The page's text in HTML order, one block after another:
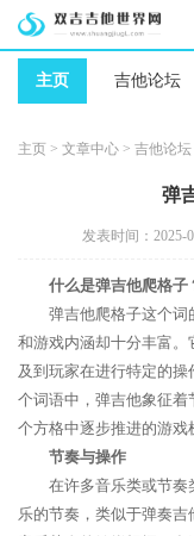
主页 吉他论坛
主页 > 文章中心 > 吉他论坛
弹
发表时间：2025-
什么是弹吉他爬格子
弹吉他爬格子这个词
和游戏内涵却十分丰富
及到玩家在进行特定的
个词语中，弹吉他象征
个方格中逐步推进的游戏
节奏与操作
在许多音乐类或节奏
乐的节奏，类似于弹奏